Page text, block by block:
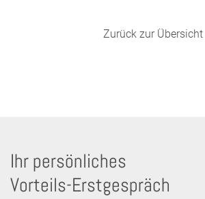
Zurück zur Übersicht
Ihr persönliches
Vorteils-Erstgespräch